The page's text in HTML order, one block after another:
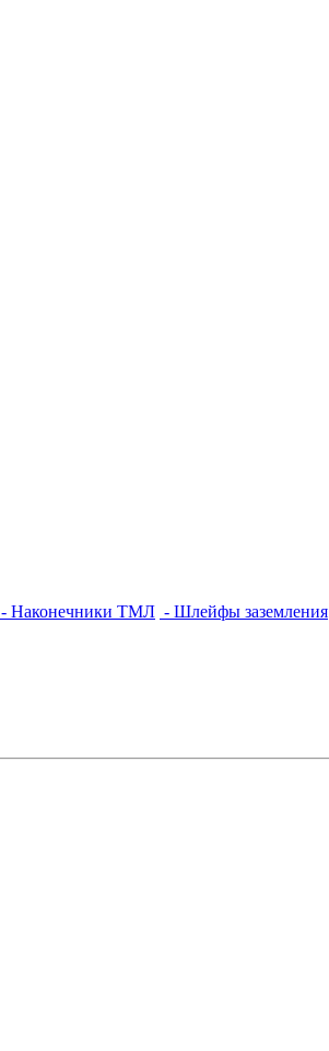
- Наконечники ТМЛ - Шлейфы заземления